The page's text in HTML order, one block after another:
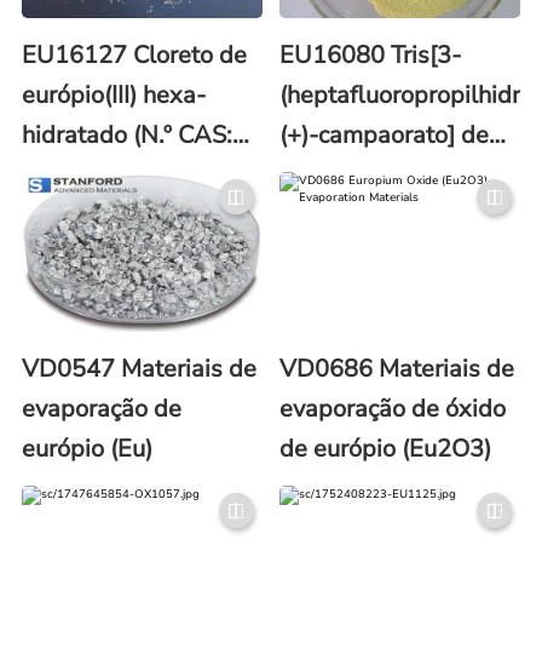
EU16127 Cloreto de
európio(III) hexa-
hidratado (N.º CAS:
13759-92-7)
EU16080 Tris[3-
(+)-campaorato] de
európio (N.º CAS:
VD0547 Materiais de
evaporação de
európio (Eu)
VD0686 Materiais de
evaporação de óxido
de európio (Eu2O3)